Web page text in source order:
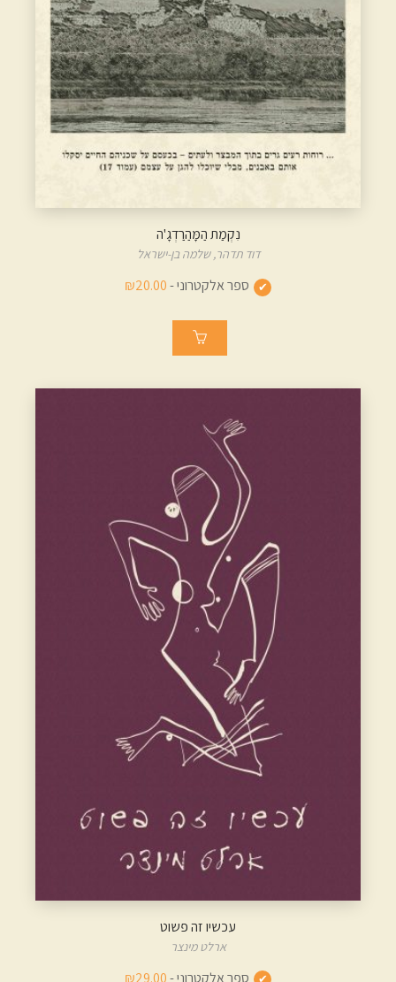
נִקְמַת הַמָּהַרַדְגָ'ה
דוד תדהר,שלמה בן-ישראל
ספר אלקטרוני -₪20.00
עכשיו זה פשוט
ארלט מינצר
ספר אלקטרוני -₪29.00